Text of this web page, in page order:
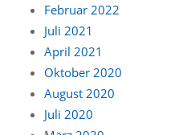
Februar 2022
Juli 2021
April 2021
Oktober 2020
August 2020
Juli 2020